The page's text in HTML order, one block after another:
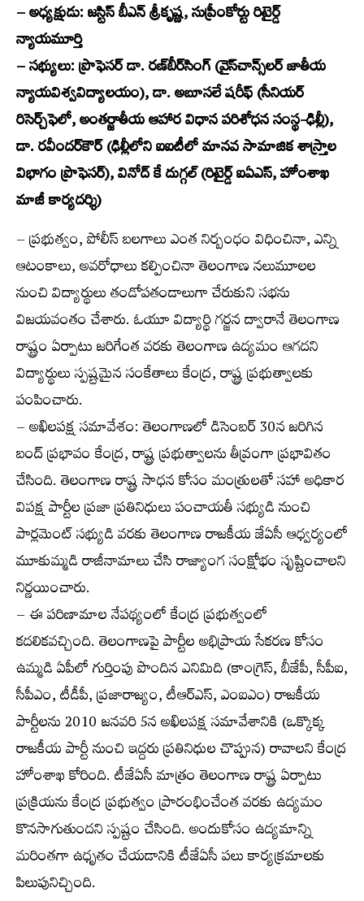
– అధ్యక్షుడు: జస్టిస్ బీఎన్ శ్రీకృష్ణ, సుప్రీంకోర్టు రిటైర్డ్
న్యాయమూర్తి
– సభ్యులు: ప్రొఫెసర్ డా. రణ్‌బీర్‌సింగ్ (వైస్‌చాన్స్‌లర్ జాతీయ
న్యాయవిశ్వవిద్యాలయం), డా. అబూసలే షరీఫ్ (సీనియర్
రిసెర్చ్‌ఫెలో, అంతర్జాతీయ ఆహార విధాన పరిశోధన సంస్థ-ఢిల్లీ),
డా. రవీందర్‌కౌర్ (ఢిల్లీలోని ఐఐటీలో మానవ సామాజిక శాస్ర్తాల
విభాగం ప్రొఫెసర్), వినోద్ కే దుగ్గల్ (రిటైర్డ్ ఐఏఎస్, హోంశాఖ
మాజీ కార్యదర్శి)
– ప్రభుత్వం, పోలీస్ బలగాలు ఎంత నిర్బంధం విధించినా, ఎన్ని
ఆటంకాలు, అవరోధాలు కల్పించినా తెలంగాణ నలుమూలల
నుంచి విద్యార్థులు తండోపతండాలుగా చేరుకుని సభను
విజయవంతం చేశారు. ఓయూ విద్యార్థి గర్జన ద్వారానే తెలంగాణ
రాష్ట్రం ఏర్పాటు జరిగేంత వరకు తెలంగాణ ఉద్యమం ఆగదని
విద్యార్థులు స్పష్టమైన సంకేతాలు కేంద్ర, రాష్ట్ర ప్రభుత్వాలకు
పంపించారు.
– అఖిలపక్ష సమావేశం: తెలంగాణలో డిసెంబర్ 30న జరిగిన
బంద్ ప్రభావం కేంద్ర, రాష్ట్ర ప్రభుత్వాలను తీవ్రంగా ప్రభావితం
చేసింది. తెలంగాణ రాష్ట్ర సాధన కోసం మంత్రులతో సహా అధికార
విపక్ష పార్టీల ప్రజా ప్రతినిధులు పంచాయతీ సభ్యుడి నుంచి
పార్లమెంట్ సభ్యుడి వరకు తెలంగాణ రాజకీయ జేఏసీ ఆధ్వర్యంలో
మూకుమ్మడి రాజీనామాలు చేసి రాజ్యాంగ సంక్షోభం సృష్టించాలని
నిర్ణయించారు.
– ఈ పరిణామాల నేపథ్యంలో కేంద్ర ప్రభుత్వంలో
కదలికవచ్చింది. తెలంగాణపై పార్టీల అభిప్రాయ సేకరణ కోసం
ఉమ్మడి ఏపీలో గుర్తింపు పొందిన ఎనిమిది (కాంగ్రెస్, బీజేపీ, సీపీఐ,
సీపీఎం, టీడీపీ, ప్రజారాజ్యం, టీఆర్‌ఎస్, ఎంఐఎం) రాజకీయ
పార్టీలను 2010 జనవరి 5న అఖిలపక్ష సమావేశానికి (ఒక్కొక్క
రాజకీయ పార్టీ నుంచి ఇద్దరు ప్రతినిధుల చొప్పున) రావాలని కేంద్ర
హోంశాఖ కోరింది. టీజేఏసీ మాత్రం తెలంగాణ రాష్ట్ర ఏర్పాటు
ప్రక్రియను కేంద్ర ప్రభుత్వం ప్రారంభించేంత వరకు ఉద్యమం
కొనసాగుతుందని స్పష్టం చేసింది. అందుకోసం ఉద్యమాన్ని
మరింతగా ఉధృతం చేయడానికి టీజేఏసీ పలు కార్యక్రమాలకు
పిలుపునిచ్చింది.